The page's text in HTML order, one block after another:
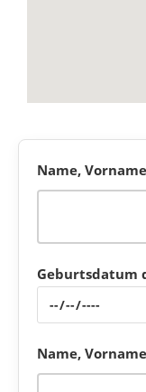
Name,
Geburtsdatum
Name,